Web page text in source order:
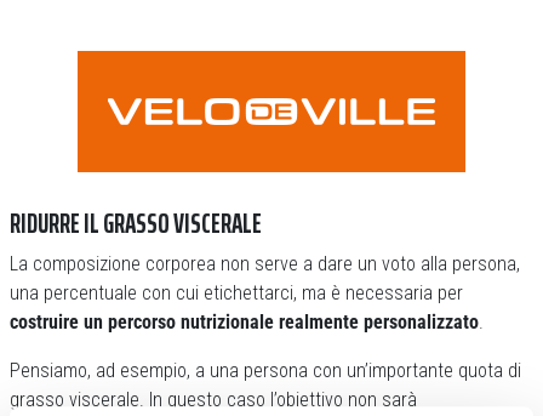
RIDURRE IL GRASSO VISCERALE
La composizione corporea non serve a dare un voto alla persona,
una percentuale con cui etichettarci, ma è necessaria per
costruire un percorso nutrizionale realmente personalizzato.
Pensiamo, ad esempio, a una persona con un’importante quota di
grasso viscerale. In questo caso l’obiettivo non sarà